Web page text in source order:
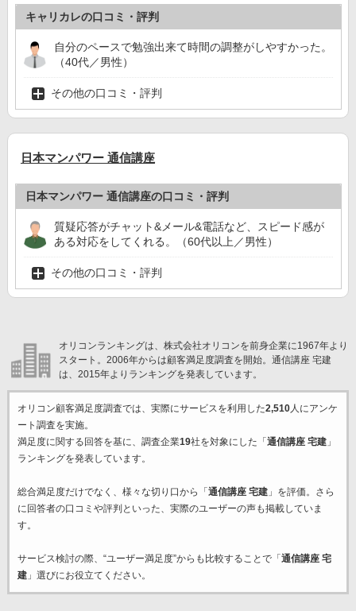
キャリカレの口コミ・評判
自分のペースで勉強出来て時間の調整がしやすかった。
（40代／男性）
その他の口コミ・評判
日本マンパワー 通信講座
日本マンパワー 通信講座の口コミ・評判
質疑応答がチャット&メール&電話など、スピード感が
ある対応をしてくれる。（60代以上／男性）
その他の口コミ・評判
オリコンランキングは、株式会社オリコンを前身企業に1967年より
スタート。2006年からは顧客満足度調査を開始。通信講座 宅建
は、2015年よりランキングを発表しています。
オリコン顧客満足度調査では、実際にサービスを利用した2,510人にアンケ
ート調査を実施。
満足度に関する回答を基に、調査企業19社を対象にした「 通信講座 宅建」
ランキングを発表しています。
総合満足度だけでなく、様々な切り口から「 通信講座 宅建」を評価。さら
に回答者の口コミや評判といった、実際のユーザーの声も掲載していま
す。
サービス検討の際、“ユーザー満足度”からも比較することで「 通信講座 宅
建」選びにお役立てください。